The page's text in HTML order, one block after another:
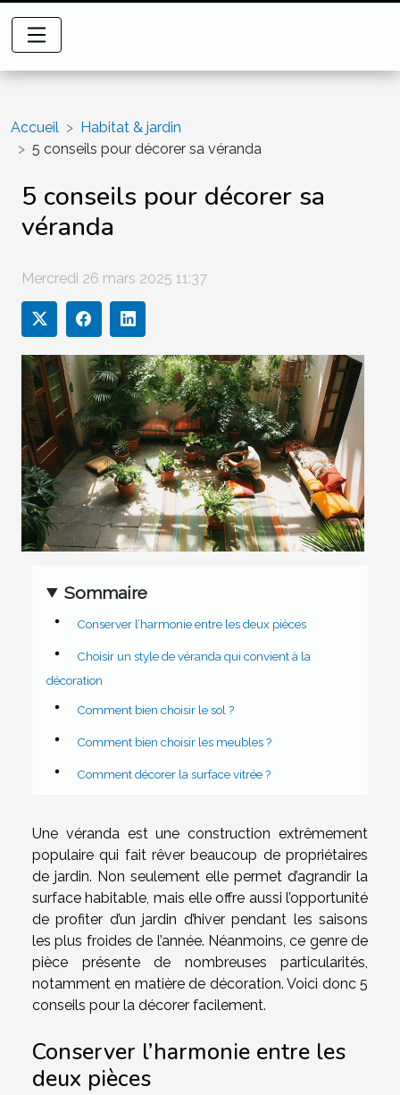
Accueil
Habitat & jardin
5 conseils pour décorer sa véranda
5 conseils pour décorer sa
véranda
Mercredi 26 mars 2025 11:37
Sommaire
Conserver l’harmonie entre les deux pièces
Choisir un style de véranda qui convient à la
décoration
Comment bien choisir le sol ?
Comment bien choisir les meubles ?
Comment décorer la surface vitrée ?
Une véranda est une construction extrêmement
populaire qui fait rêver beaucoup de propriétaires
de jardin. Non seulement elle permet d’agrandir la
surface habitable, mais elle offre aussi l’opportunité
de profiter d’un jardin d’hiver pendant les saisons
les plus froides de l’année. Néanmoins, ce genre de
pièce présente de nombreuses particularités,
notamment en matière de décoration. Voici donc 5
conseils pour la décorer facilement.
Conserver l’harmonie entre les
deux pièces